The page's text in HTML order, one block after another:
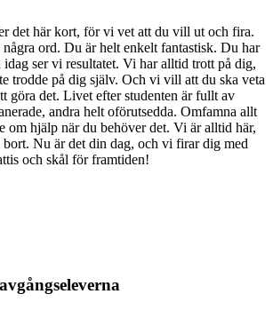
det här kort, för vi vet att du vill ut och fira.
ord. Du är helt enkelt fantastisk. Du har
ser vi resultatet. Vi har alltid trott på dig,
trodde på dig själv. Och vi vill att du ska veta
göra det. Livet efter studenten är fullt av
andra helt oförutsedda. Omfamna allt
om hjälp när du behöver det. Vi är alltid här,
bort. Nu är det din dag, och vi firar dig med
och skål för framtiden!